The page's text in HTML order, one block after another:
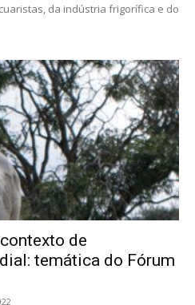
da indústria frigorífica e do
de
temática do Fórum